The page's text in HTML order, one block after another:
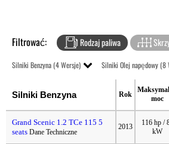
Filtrować: Rodzaj paliwa
Silniki Benzyna (4 Wersje) Silniki Olej napędowy (8
Silniki Benzyna Rok
moc
Grand Scenic 1.2 TCe 115 5
seats Dane Techniczne
2013
116 hp /
kW